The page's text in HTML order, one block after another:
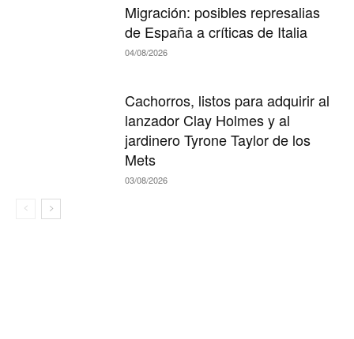
Migración: posibles represalias
de España a críticas de Italia
04/08/2026
Cachorros, listos para adquirir al
lanzador Clay Holmes y al
jardinero Tyrone Taylor de los
Mets
03/08/2026